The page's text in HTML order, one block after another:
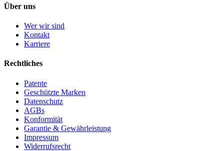
Über uns
Wer wir sind
Kontakt
Karriere
Rechtliches
Patente
Geschützte Marken
Datenschutz
AGBs
Konformität
Garantie & Gewährleistung
Impressum
Widerrufsrecht